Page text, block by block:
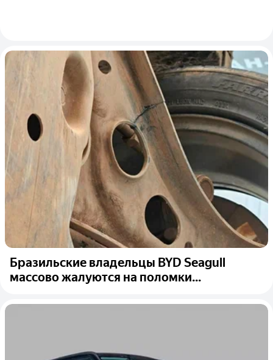
Бразильские владельцы BYD Seagull
массово жалуются на поломки...